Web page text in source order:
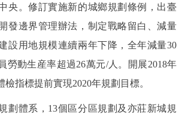
央。修訂實施新的城鄉規劃條例，出臺
發邊界管理辦法，制定戰略留白、減量
設用地規模連續兩年下降，全年減量30
勞動生産率超過26萬元/人。開展2018年
檢指標提前實現2020年規劃目標。
體系，13個區分區規劃及亦莊新城規